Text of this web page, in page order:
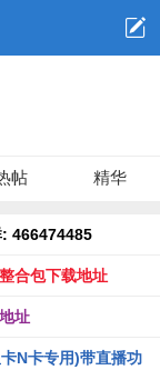
帖 精华
: 466474485
合包下载地址
址
N卡专用)带直播功